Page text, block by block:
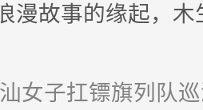
漫故事的缘起，
女子扛镖旗列队